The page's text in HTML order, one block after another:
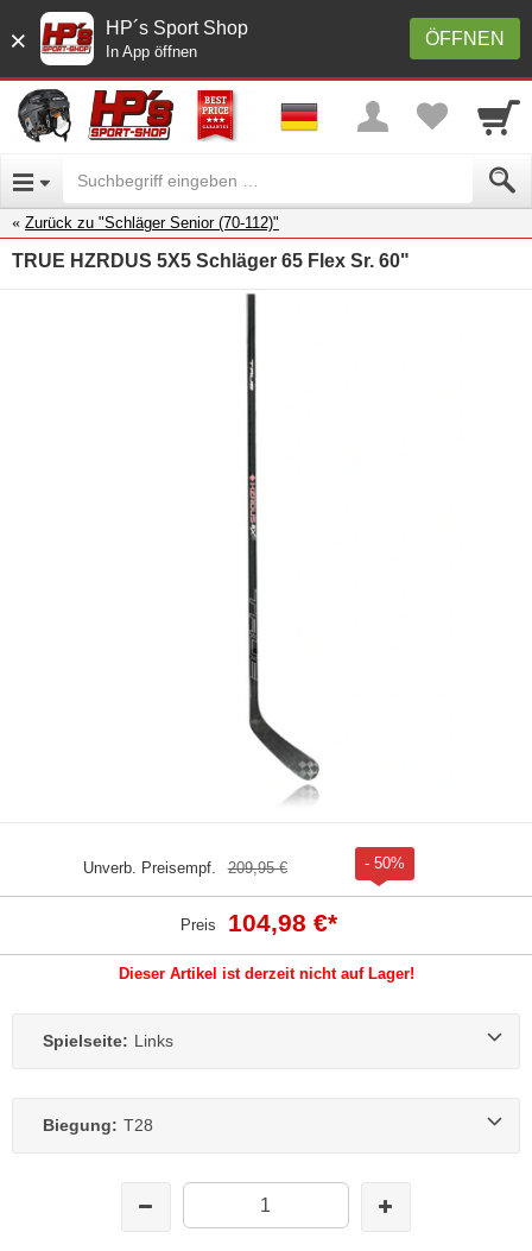
× ÖFFNEN
HP´s Sport Shop
In App öffnen
Zurück zu "Schläger Senior (70-112)"
TRUE HZRDUS 5X5 Schläger 65 Flex Sr. 60"
Unverb. Preisempf. 209,95 € - 50%
Preis 104,98 €*
Dieser Artikel ist derzeit nicht auf Lager!
Spielseite: Links
Biegung: T28